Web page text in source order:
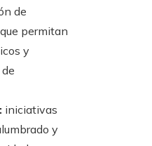
de
permitan
y
iniciativas
y